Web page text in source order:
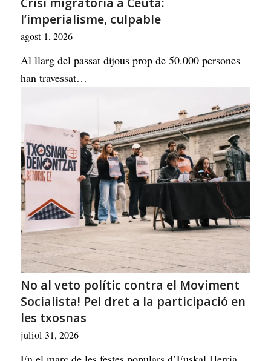
l’imperialisme, culpable
agost 1, 2026
Al llarg del passat dijous prop de 50.000 persones
han travessat…
No al veto polític contra el Moviment
Socialista! Pel dret a la participació en
les txosnas
juliol 31, 2026